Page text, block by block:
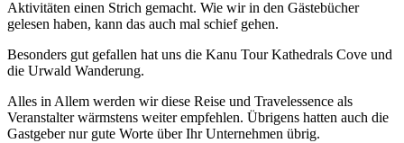
Aktivitäten einen Strich gemacht. Wie wir in den Gästebücher
gelesen haben, kann das auch mal schief gehen.
Besonders gut gefallen hat uns die Kanu Tour Kathedrals Cove und
die Urwald Wanderung.
Alles in Allem werden wir diese Reise und Travelessence als
Veranstalter wärmstens weiter empfehlen. Übrigens hatten auch die
Gastgeber nur gute Worte über Ihr Unternehmen übrig.